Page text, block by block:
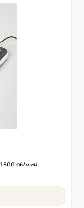
об/мин,